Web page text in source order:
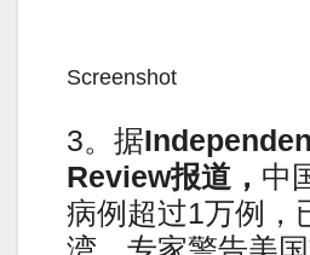
Screenshot
3。据
Review报道， 中
病例超过1万例，